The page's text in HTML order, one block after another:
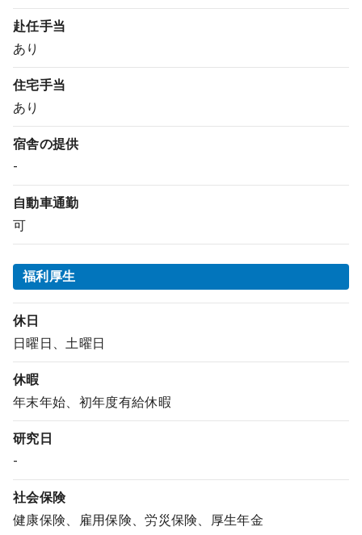
赴任手当
あり
住宅手当
あり
宿舎の提供
-
自動車通勤
可
福利厚生
休日
日曜日、土曜日
休暇
年末年始、初年度有給休暇
研究日
-
社会保険
健康保険、雇用保険、労災保険、厚生年金